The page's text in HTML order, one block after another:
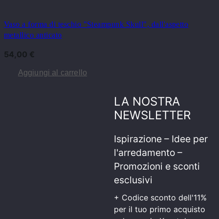
Vaso a forma di teschio "Steampunk Skull", dall'aspetto
metallico anticato
54,00 €
Aggiungi al carrello
LA NOSTRA
NEWSLETTER
Ispirazione – Idee per
l'arredamento –
Promozioni e sconti
esclusivi
+ Codice sconto dell'11%
per il tuo primo acquisto